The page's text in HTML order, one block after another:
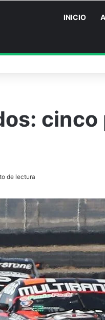
INICIO
de lectura